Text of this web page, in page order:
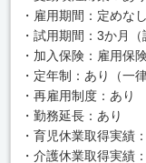
・雇用期間：定めなし
・試用期間：3か月
・加入保険：雇用保
・定年制：あり（一
・再雇用制度：あり
・勤務延長：あり
・育児休業取得実績
・介護休業取得実績